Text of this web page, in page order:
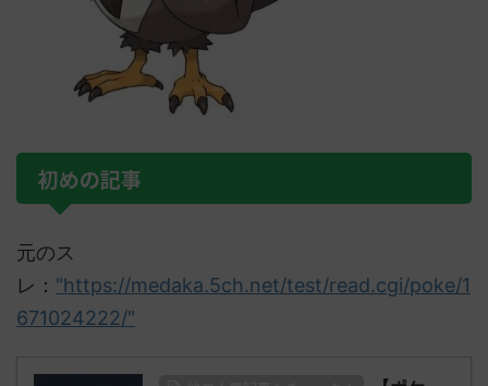
初めの記事
元のス
レ： "https://medaka.5ch.net/test/read.cgi/poke/1
671024222/"